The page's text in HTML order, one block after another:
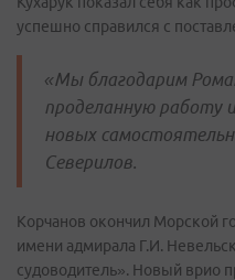
успешно справился с
«Мы благодарим
проделанную работу
новых
Северилов.
Корчанов окончил Морской
имени адмирала Г.И.
судоводитель». Новый врио